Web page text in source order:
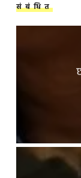
संबंधित